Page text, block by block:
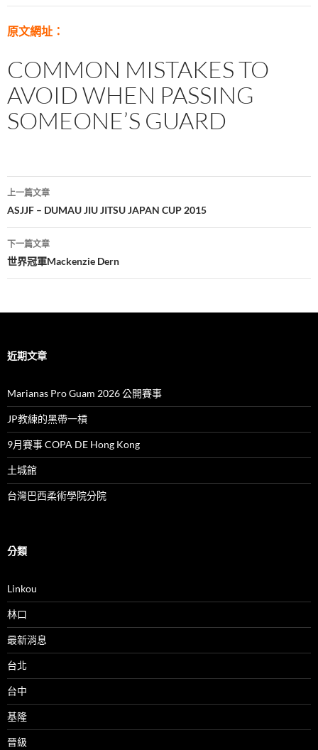
原文網址：
COMMON MISTAKES TO
AVOID WHEN PASSING
SOMEONE’S GUARD
文
章
導
覽
上一篇文章
ASJJF – DUMAU JIU JITSU JAPAN CUP 2015
下一篇文章
世界冠軍Mackenzie Dern
近期文章
Marianas Pro Guam 2026 公開賽事
JP教練的黑帶一槓
9月賽事 COPA DE Hong Kong
土城館
台灣巴西柔術學院分院
分類
Linkou
林口
最新消息
台北
台中
基隆
晉級